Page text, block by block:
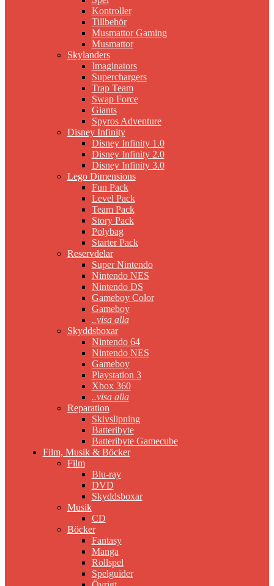
Kontroller
Tillbehör
Musmattor Gaming
Musmattor
Skylanders
Imaginators
Superchargers
Trap Team
Swap Force
Giants
Spyros Adventure
Disney Infinity
Disney Infinity 1.0
Disney Infinity 2.0
Disney Infinity 3.0
Lego Dimensions
Fun Pack
Level Pack
Team Pack
Story Pack
Polybag
Starter Pack
Reservdelar
Super Nintendo
Nintendo NES
Nintendo DS
Gameboy Color
Gameboy
..visa alla
Skyddsboxar
Nintendo 64
Nintendo NES
Gameboy
Playstation 3
Xbox 360
..visa alla
Reparation
Skivslipning
Batteribyte
Batteribyte Gamecube
Film, Musik & Böcker
Film
Blu-ray
DVD
Skyddsboxar
Musik
CD
Böcker
Fantasy
Manga
Rollspel
Spelguider